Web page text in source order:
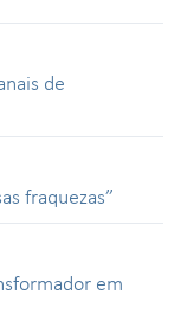
de
fraquezas”
em